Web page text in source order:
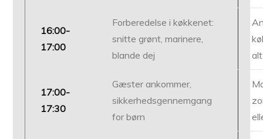
16:00-
17:00
Forberedelse i køkkenet:
snitte grønt, marinere,
blande dej
17:00-
17:30
Gæster ankommer,
sikkerhedsgennemgang
for børn